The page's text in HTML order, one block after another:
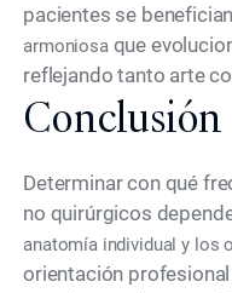
pacientes se
armoniosa que
reflejando tanto arte
Conclusión
Determinar con qué
no quirúrgicos
anatomía individual y los
orientación